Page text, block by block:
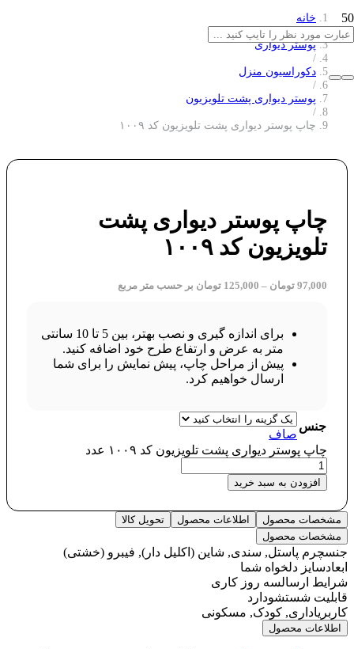
خانه
/
پوستر دیواری
/
دکوراسیون منزل
/
پوستر دیواری پشت تلویزیون
/
چاپ پوستر دیواری پشت تلویزیون کد ۱۰۰۹
چاپ پوستر دیواری پشت
تلویزیون کد ۱۰۰۹
97,000 تومان –
125,000 تومان بر حسب متر مربع
برای اندازه گیری و نصب بهتر، بین 5 تا 10 سانتی
متر به عرض و ارتفاع طرح خود اضافه کنید.
پیش از مراحل چاپ، پیش نمایش را برای شما
ارسال خواهیم کرد.
جنس
صاف
چاپ پوستر دیواری پشت تلویزیون کد ۱۰۰۹ عدد
افزودن به سبد خرید
مشخصات محصول اطلاعات محصول
تحویل کالا
مشخصات محصول
جنسچرم پاستل, سندی, شاین (اکلیل دار), فیبرو (خشتی)
ابعادسایز دلخواه شما
شرایط ارسالسه روز کاری
قابلیت شستشودارد
کاربریاداری, کودک, مسکونی
اطلاعات محصول